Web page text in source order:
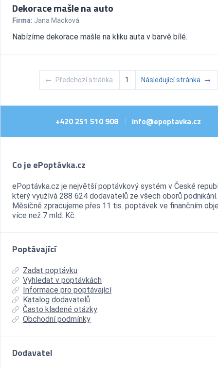
Dekorace mašle na auto
Firma: Jana Macková
Nabízíme dekorace mašle na kliku auta v barvě bílé.
← Předchozí stránka 1 Následující stránka →
+420 251 510 908 | info@epoptavka.cz
Co je ePoptávka.cz
ePoptávka.cz je největší poptávkový systém v České
který využívá 288 624 dodavatelů ze všech oborů podnikání.
Měsíčně zpracujeme přes 11 tis. poptávek ve finančním
více než 7 mld. Kč.
Poptávající
Zadat poptávku
Vyhledat v poptávkách
Informace pro poptávající
Katalog dodavatelů
Často kladené otázky
Obchodní podmínky
Dodavatel